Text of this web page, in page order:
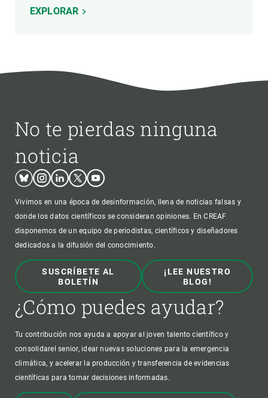
EXPLORAR
No te pierdas ninguna
noticia
BlueskyInstagram
LinkedinTwitterYoutube
Vivimos en una época de desinformación, llena de noticias falsas y
donde los datos científicos se consideran opiniones. En CREAF
disponemos de un equipo de periodistas, científicos y diseñadores
dedicados a la difusión del conocimiento.
SUSCRÍBETE AL
BOLETÍN
¡LEE NUESTRO
BLOG!
¿Cómo puedes ayudar?
Tu contribución nos ayuda a apoyar al joven talento científico y
consolidarel senior, idear nuevas soluciones para la emergencia
climática, y acelerar la producción y transferencia de evidencias
científicas para tomar decisiones informadas.